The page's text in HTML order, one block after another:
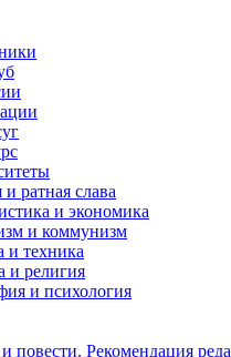
ратная слава
и экономика
и коммунизм
и техника
и религия
и психология
повести. Рекомендация